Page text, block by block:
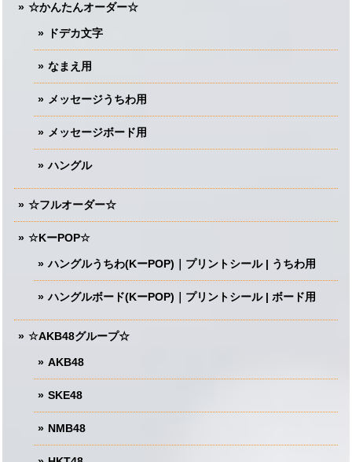
☆かんたんオーダー☆
ドデカ文字
なまえ用
メッセージうちわ用
メッセージボード用
ハングル
☆フルオーダー☆
☆KーPOP☆
ハングルうちわ(KーPOP)｜プリントシール | うちわ用
ハングルボード(KーPOP)｜プリントシール | ボード用
☆AKB48グループ☆
AKB48
SKE48
NMB48